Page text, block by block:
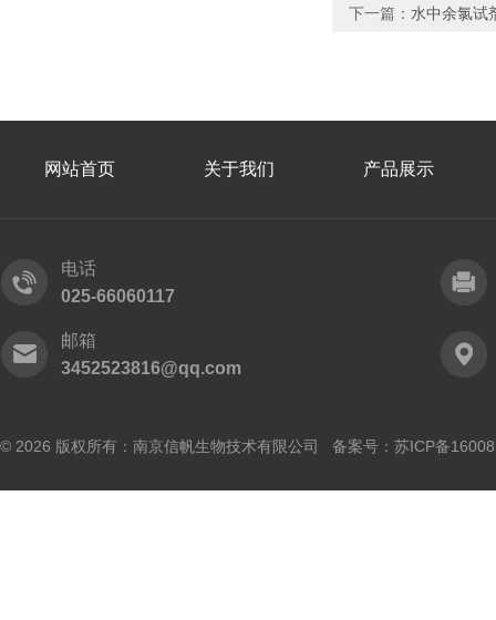
下一篇： 水中余氯试
网站首页 关于我们 产品展示
电话
025-66060117
邮箱
3452523816@qq.com
© 2026 版权所有：南京信帆生物技术有限公司 备案号： 苏ICP备